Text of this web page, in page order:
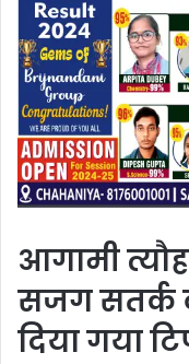
आगामी
सजग सतर्क
दिया गया